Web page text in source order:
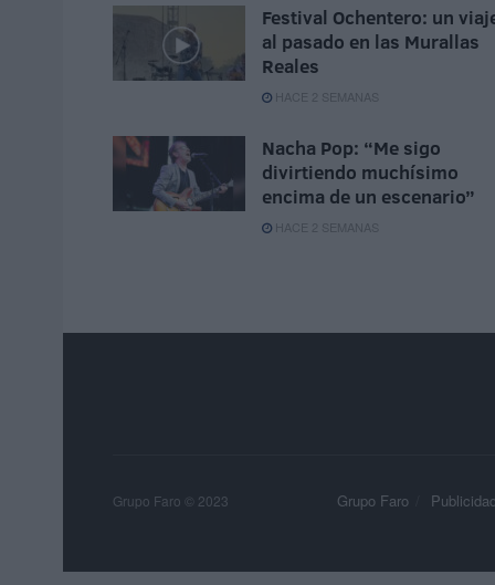
Festival Ochentero: un
al pasado en las Murallas
Reales
HACE 2 SEMANAS
Nacha Pop: “Me sigo
divirtiendo muchísimo
encima de un escenario”
HACE 2 SEMANAS
Grupo Faro Publicidad
Grupo Faro © 2023